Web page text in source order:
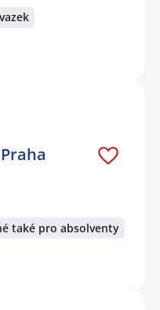
také pro absolventy